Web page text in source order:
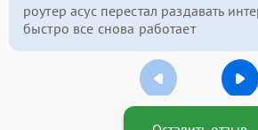
роутер асус перестал раздавать
быстро все снова работает